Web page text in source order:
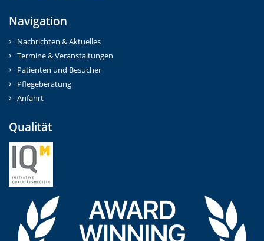
Navigation
Nachrichten & Aktuelles
Termine & Veranstaltungen
Patienten und Besucher
Pflegeberatung
Anfahrt
Qualität